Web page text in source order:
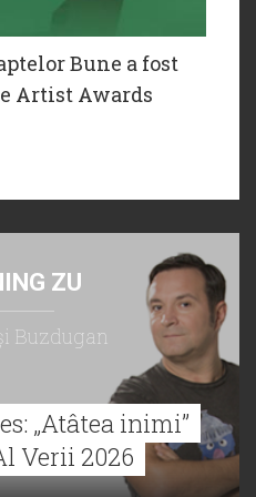
Bune a fost
Artist Awards
ZU
Buzdugan
„Atâtea inimi”
Verii 2026